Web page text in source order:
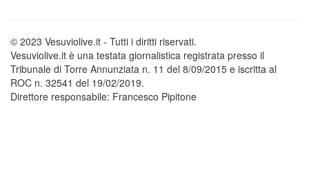
© 2023 Vesuviolive.it - Tutti i diritti riservati.
Vesuviolive.it è una testata giornalistica registrata presso il
Tribunale di Torre Annunziata n. 11 del 8/09/2015 e iscritta al
ROC n. 32541 del 19/02/2019.
Direttore responsabile: Francesco Pipitone